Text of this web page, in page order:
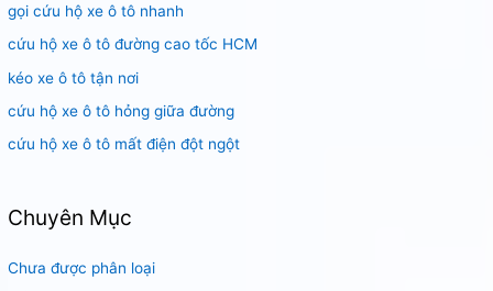
ế
m
:
gọi cứu hộ xe ô tô nhanh
cứu hộ xe ô tô đường cao tốc HCM
kéo xe ô tô tận nơi
cứu hộ xe ô tô hỏng giữa đường
cứu hộ xe ô tô mất điện đột ngột
Chuyên Mục
Chưa được phân loại